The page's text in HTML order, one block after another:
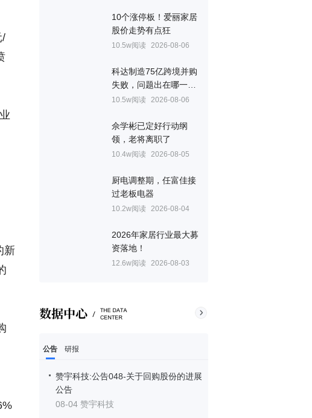
10个涨停板！爱丽家居
股价走势有点狂
10.5w阅读 2026-08-06
科达制造75亿跨境并购
失败，问题出在哪一
关？
10.5w阅读 2026-08-06
佘学彬已定好行动纲
领，老将离职了
10.4w阅读 2026-08-05
厨电调整期，任富佳接
过老板电器
10.2w阅读 2026-08-04
2026年家居行业最大募
资落地！
12.6w阅读 2026-08-03
公告 研报
赞宇科技:公告048-关于回购股份的进展
公告
08-04 赞宇科技
/
新